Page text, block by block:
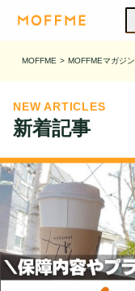
MOFFME > MOFFMEマガジン
NEW ARTICLES
新着記事